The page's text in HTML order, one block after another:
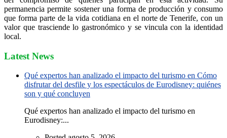
permanencia permite sostener una forma de producción y consumo
que forma parte de la vida cotidiana en el norte de Tenerife, con un
valor que trasciende lo gastronómico y se vincula con la identidad
local.
Latest News
Qué expertos han analizado el impacto del turismo en Cómo
disfrutar del desfile y los espectáculos de Eurodisney: quiénes
son y qué concluyen
Qué expertos han analizado el impacto del turismo en
Eurodisney:...